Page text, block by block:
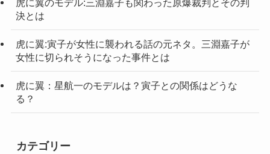
虎に翼のモデル:三淵嘉子も関わった原爆裁判とその判
決とは
虎に翼:寅子が女性に襲われる話の元ネタ。三淵嘉子が
女性に切られそうになった事件とは
虎に翼：星航一のモデルは？寅子との関係はどうな
る？
カテゴリー